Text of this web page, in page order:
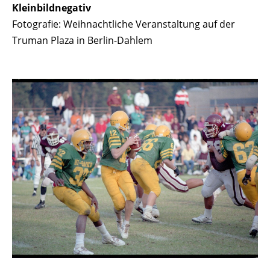
Kleinbildnegativ
Fotografie: Weihnachtliche Veranstaltung auf der
Truman Plaza in Berlin-Dahlem